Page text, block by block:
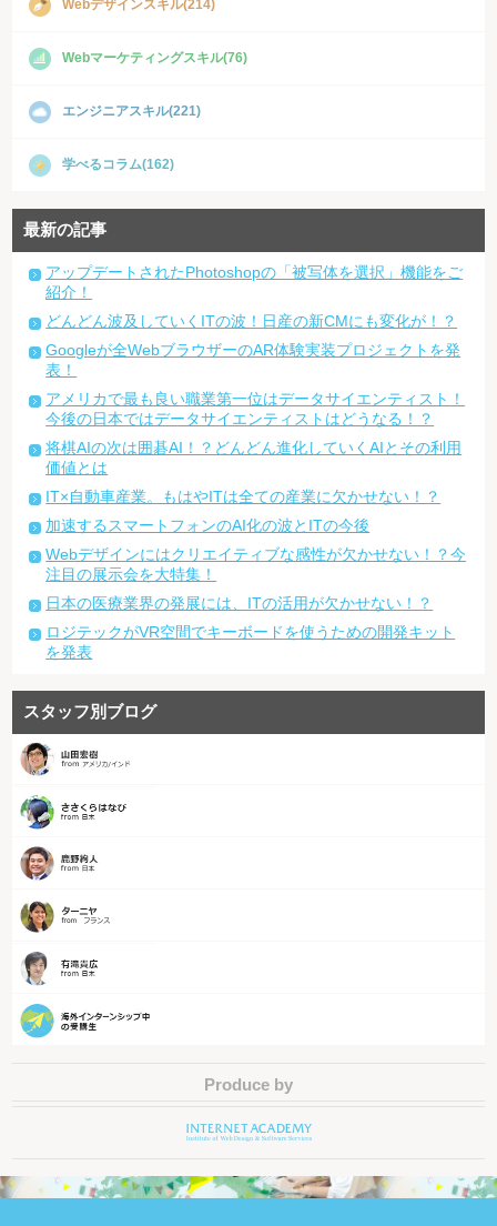
Webデザインスキル(214)
Webマーケティングスキル(76)
エンジニアスキル(221)
学べるコラム(162)
最新の記事
アップデートされたPhotoshopの「被写体を選択」機能をご
紹介！
どんどん波及していくITの波！日産の新CMにも変化が！？
Googleが全WebブラウザーのAR体験実装プロジェクトを発
表！
アメリカで最も良い職業第一位はデータサイエンティスト！
今後の日本ではデータサイエンティストはどうなる！？
将棋AIの次は囲碁AI！？どんどん進化していくAIとその利用
価値とは
IT×自動車産業。もはやITは全ての産業に欠かせない！？
加速するスマートフォンのAI化の波とITの今後
Webデザインにはクリエイティブな感性が欠かせない！？今
注目の展示会を大特集！
日本の医療業界の発展には、ITの活用が欠かせない！？
ロジテックがVR空間でキーボードを使うための開発キット
を発表
スタッフ別ブログ
Produce by